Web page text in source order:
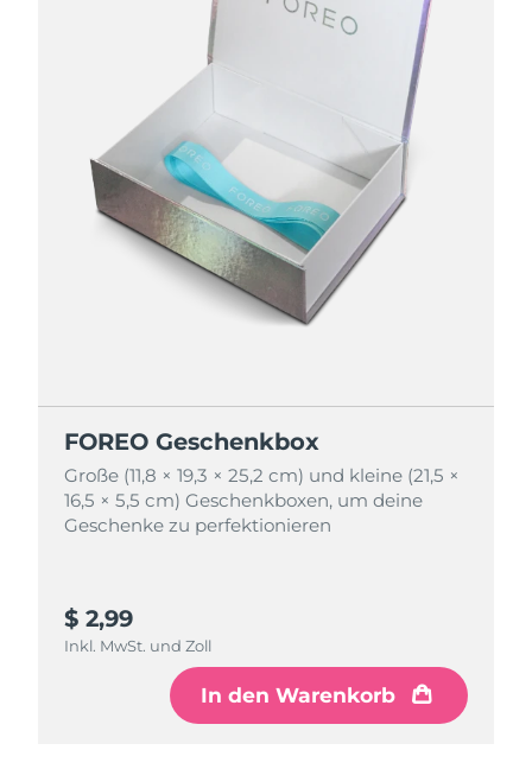
FOREO Geschenkbox
Große (11,8 × 19,3 × 25,2 cm) und kleine (21,5 ×
16,5 × 5,5 cm) Geschenkboxen, um deine
Geschenke zu perfektionieren
$ 2,99
Inkl. MwSt. und Zoll
In den Warenkorb
FOREO Geschenkbox
Große (11,8 × 19,3 × 25,2 cm) und kleine (21,5 ×
16,5 × 5,5 cm) Geschenkboxen, um deine
Geschenke zu perfektionieren
$ 4,99
Inkl. MwSt. und Zoll
In den Warenkorb